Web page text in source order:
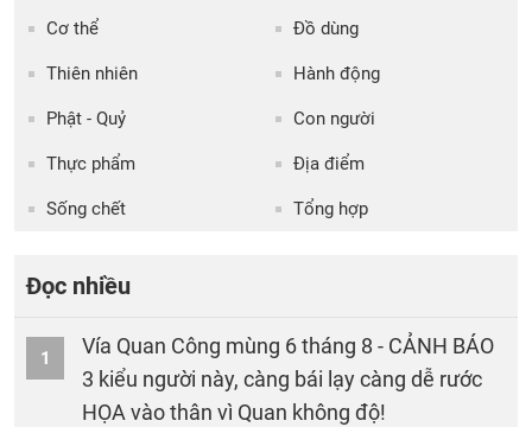
Cơ thể Đồ dùng
Thiên nhiên Hành động
Phật - Quỷ Con người
Thực phẩm Địa điểm
Sống chết Tổng hợp
Đọc nhiều
1
Vía Quan Công mùng 6 tháng 8 - CẢNH BÁO
3 kiểu người này, càng bái lạy càng dễ rước
HỌA vào thân vì Quan không độ!